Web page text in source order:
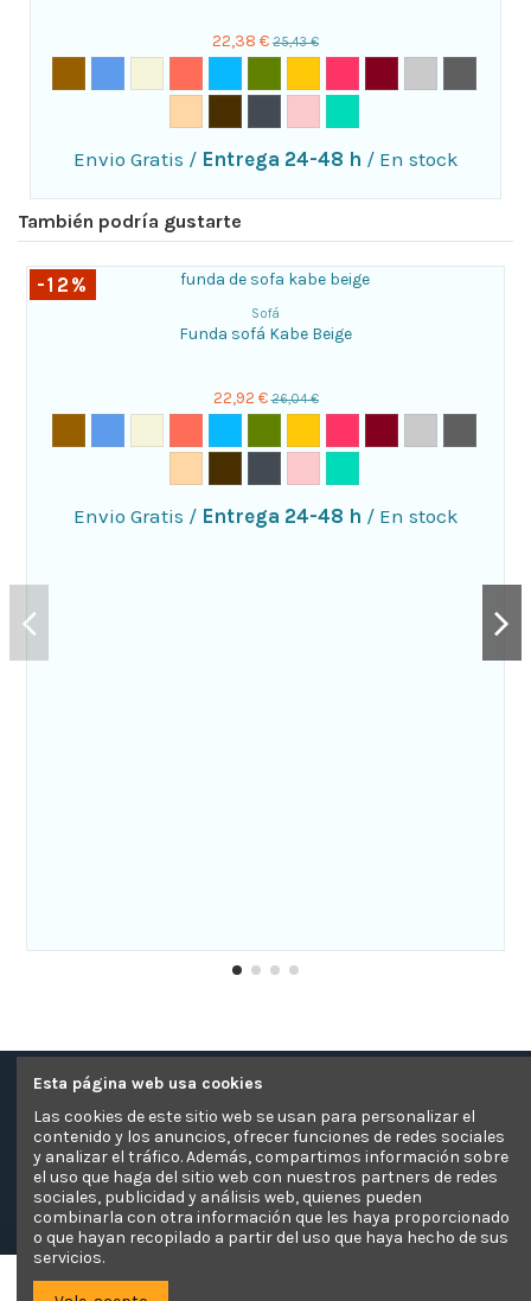
22,38 € 25,43 €
Envio Gratis / Entrega 24-48 h / En stock
También podría gustarte
-12%
Sofá
Funda sofá Kabe Beige
22,92 € 26,04 €
Envio Gratis / Entrega 24-48 h / En stock
Contacte con nosotros
Información
Pagos Seguros
El Sofá Camaleón
Esta página web usa cookies
Las cookies de este sitio web se usan para personalizar el
contenido y los anuncios, ofrecer funciones de redes sociales
y analizar el tráfico. Además, compartimos información sobre
el uso que haga del sitio web con nuestros partners de redes
sociales, publicidad y análisis web, quienes pueden
combinarla con otra información que les haya proporcionado
o que hayan recopilado a partir del uso que haya hecho de sus
servicios.